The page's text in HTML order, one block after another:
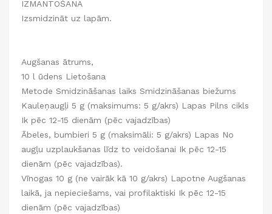
IZMANTOŠANA
Izsmidzināt uz lapām.
Augšanas ātrums,
10 l ūdens Lietošana
Metode Smidzināšanas laiks Smidzināšanas biežums
Kauleņaugļi 5 g (maksimums: 5 g/akrs) Lapas Pilns cikls
Ik pēc 12-15 dienām (pēc vajadzības)
Ābeles, bumbieri 5 g (maksimāli: 5 g/akrs) Lapas No
augļu uzplaukšanas līdz to veidošanai Ik pēc 12-15
dienām (pēc vajadzības).
Vīnogas 10 g (ne vairāk kā 10 g/akrs) Lapotne Augšanas
laikā, ja nepieciešams, vai profilaktiski Ik pēc 12-15
dienām (pēc vajadzības)